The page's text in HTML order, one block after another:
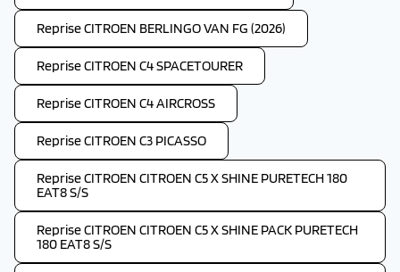
Reprise CITROEN BERLINGO VAN FG (2026)
Reprise CITROEN C4 SPACETOURER
Reprise CITROEN C4 AIRCROSS
Reprise CITROEN C3 PICASSO
Reprise CITROEN CITROEN C5 X SHINE PURETECH 180
EAT8 S/S
Reprise CITROEN CITROEN C5 X SHINE PACK PURETECH
180 EAT8 S/S